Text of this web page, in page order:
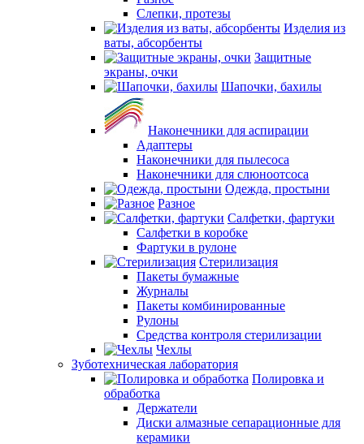
Слепки, протезы
Изделия из
ваты, абсорбенты
Защитные
экраны, очки
Шапочки, бахилы
Наконечники для аспирации
Адаптеры
Наконечники для пылесоса
Наконечники для слюноотсоса
Одежда, простыни
Разное
Салфетки, фартуки
Салфетки в коробке
Фартуки в рулоне
Стерилизация
Пакеты бумажные
Журналы
Пакеты комбинированные
Рулоны
Средства контроля стерилизации
Чехлы
Зуботехническая лаборатория
Полировка и
обработка
Держатели
Диски алмазные сепарационные для
керамики